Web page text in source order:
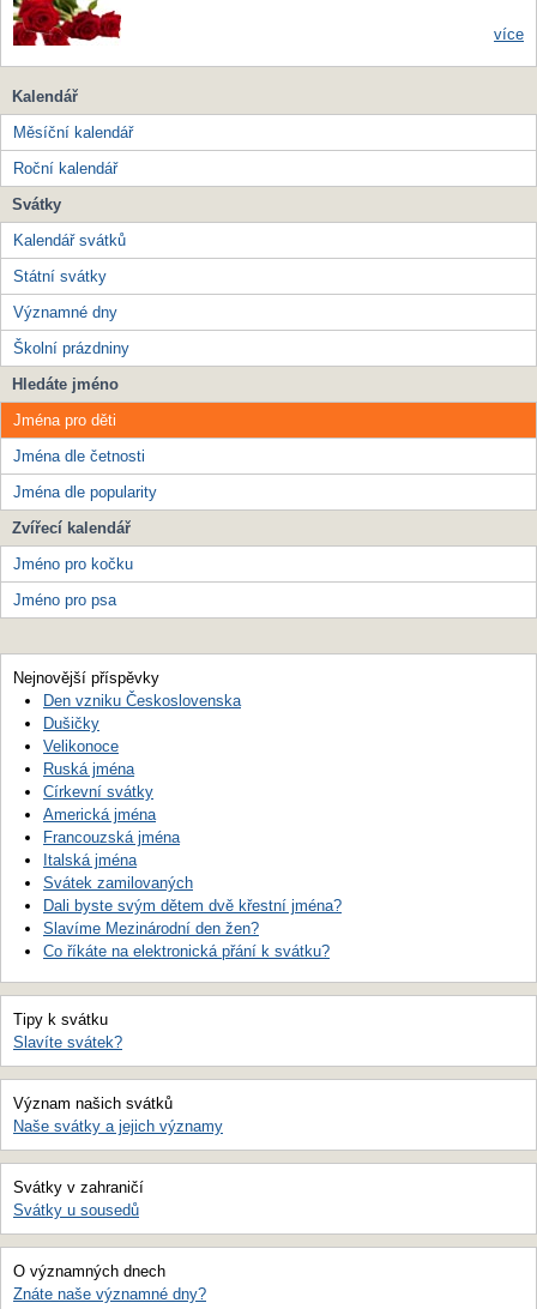
více
Kalendář
Měsíční kalendář
Roční kalendář
Svátky
Kalendář svátků
Státní svátky
Významné dny
Školní prázdniny
Hledáte jméno
Jména pro děti
Jména dle četnosti
Jména dle popularity
Zvířecí kalendář
Jméno pro kočku
Jméno pro psa
Nejnovější příspěvky
Den vzniku Československa
Dušičky
Velikonoce
Ruská jména
Církevní svátky
Americká jména
Francouzská jména
Italská jména
Svátek zamilovaných
Dali byste svým dětem dvě křestní jména?
Slavíme Mezinárodní den žen?
Co říkáte na elektronická přání k svátku?
Tipy k svátku
Slavíte svátek?
Význam našich svátků
Naše svátky a jejich významy
Svátky v zahraničí
Svátky u sousedů
O významných dnech
Znáte naše významné dny?